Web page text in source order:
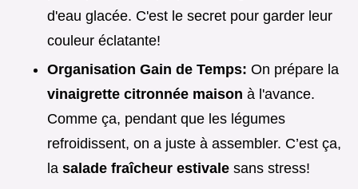
d'eau glacée. C'est le secret pour garder leur
couleur éclatante!
Organisation Gain de Temps: On prépare la
vinaigrette citronnée maison à l'avance.
Comme ça, pendant que les légumes
refroidissent, on a juste à assembler. C’est ça,
la salade fraîcheur estivale sans stress!